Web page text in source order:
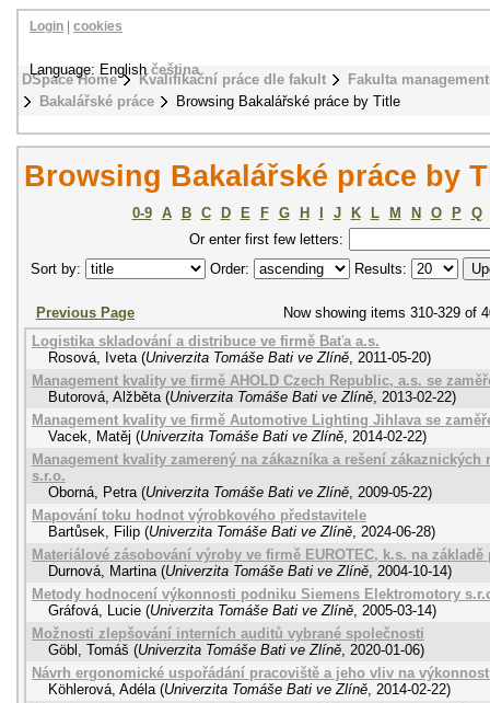
DSpace Home Kvalifikační práce dle fakult
Fakulta
Bakalářské práce
Browsing Bakalářské práce by Title
Login cookies
Language: Englishčeština
Browsing Bakalářské práce by
0-9 A B C D E F G H J K L M N O P
Q
Or enter first few letters:
Sort by:
Order: Results:
Previous Page
Now showing items 310-329 of
Logistika skladování a distribuce ve firmě Baťa a.s.
Rosová, Iveta (Univerzita Tomáše Bati ve Zlíně, 2011-05-20)
Management kvality ve firmě AHOLD Czech Republic, a.s. se
Butorová, Alžběta (Univerzita Tomáše Bati ve Zlíně, 2013-02-22)
Management kvality ve firmě Automotive Lighting Jihlava se
Vacek, Matěj (Univerzita Tomáše Bati ve Zlíně, 2014-02-22)
Management kvality zamerený na zákazníka a rešení
s.r.o.
Oborná, Petra (Univerzita Tomáše Bati ve Zlíně, 2009-05-22)
Mapování toku hodnot výrobkového představitele
Bartůsek, Filip (Univerzita Tomáše Bati ve Zlíně, 2024-06-28)
Materiálové zásobování výroby ve firmě EUROTEC, k.s. na
Durnová, Martina (Univerzita Tomáše Bati ve Zlíně, 2004-10-14)
Metody hodnocení výkonnosti podniku Siemens Elektromotory
Gráfová, Lucie (Univerzita Tomáše Bati ve Zlíně, 2005-03-14)
Možnosti zlepšování interních auditů vybrané společnosti
Göbl, Tomáš (Univerzita Tomáše Bati ve Zlíně, 2020-01-06)
Návrh ergonomické uspořádání pracoviště a jeho vliv na
Köhlerová, Adéla (Univerzita Tomáše Bati ve Zlíně, 2014-02-22)